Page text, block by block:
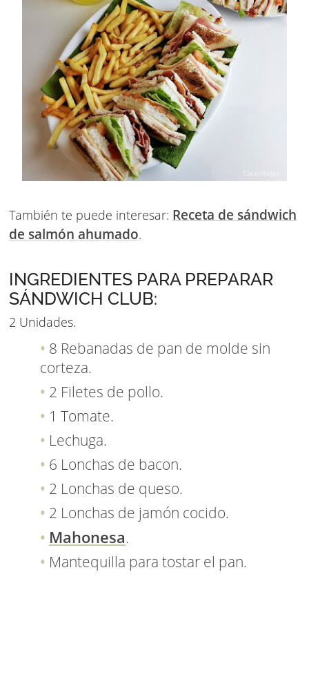
También te puede interesar: Receta de sándwich
de salmón ahumado.
INGREDIENTES PARA PREPARAR
SÁNDWICH CLUB:
2 Unidades.
8 Rebanadas de pan de molde sin
corteza.
2 Filetes de pollo.
1 Tomate.
Lechuga.
6 Lonchas de bacon.
2 Lonchas de queso.
2 Lonchas de jamón cocido.
Mahonesa.
Mantequilla para tostar el pan.